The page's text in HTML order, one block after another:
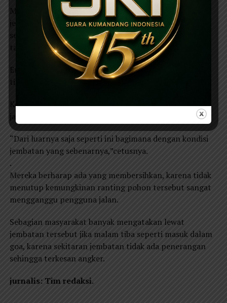
Masih banyak pengendara lainnya saat melintas di
jembatan tersebut,
selain ranting pohon juga kondisi sekitaran jembatan
tak terawat.
Erik warga Lembeyan menilai kondisi jembatan sangat
tidak terawat.
Kondisi jembatan banyak tumbuh rumput dipinggiran
jalan. sehingga membuat nampak tidak dipedulikan.
“Dari luarnya saja seperti ini bagimana dengan kondisi
jembatan yang sebenarnya,”cetusnya.
.
Mereka berharap ada yang membersihkan, karena tidak
menutup kemungkinan ranting pohon tersebut sangat
mengganggu pengguna jalan.
Sebagian masyarakat banyak mengatakan lewat
jembatan tersebut jika malam tiba seperti masuk dalam
goa, karena sekitaran jembatan tidak ada penerangan
sehingga terkesan angker.
jurnalis: Tim redaksi.